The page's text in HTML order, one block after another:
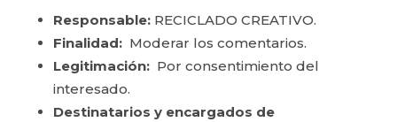
Responsable:RECICLADO CREATIVO.
Finalidad:Moderar los comentarios.
Legitimación:Por consentimiento del
interesado.
Destinatarios y encargados de